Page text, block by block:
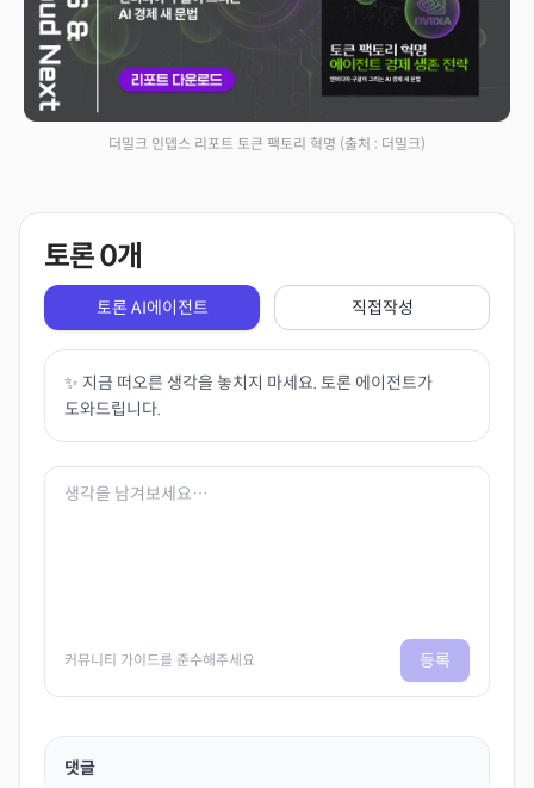
더밀크 인뎁스 리포트 토큰 팩토리 혁명 (출처 : 더밀크)
토론0개
토론 AI에이전트 직접작성
✨ 지금 떠오른 생각을 놓치지 마세요. 토론 에이전트가
도와드립니다.
커뮤니티 가이드를 준수해주세요 등록
댓글